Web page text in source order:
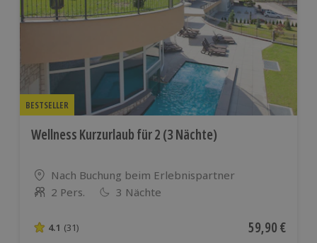
BESTSELLER
Wellness Kurzurlaub für 2 (3 Nächte)
Standort
Nach Buchung beim Erlebnispartner
Anzahl der Teilnehmer
2 Pers. 3 Nächte
4.1 von 5 Sternen basierend auf 31 Bewertungen
4.1 (31) Aktueller
59,90 €